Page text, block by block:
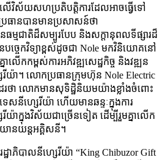
ើវិស័យសហប្រតិបត្តិការដែលអាចធ្វើទៅ
ធានបានមានប្រសាសន៍ថា
ម្មជាតិដ៏សម្បូរបែប និងសក្តានុពលទីផ្សារដ៏
ចេកវិទ្យាខ្ពស់ដូចជា Nole មកវិនិយោគនៅ
ាលើកកម្ពស់ការអភិវឌ្ឍសេដ្ឋកិច្ច និងវឌ្ឍន
យ៉ា។ លោកប្រធានក្រុមហ៊ុន Nole Electric
ថា លោកមានសុទិដ្ឋិនិយមយ៉ាងខ្លាំងចំពោះ
សនីហ្សេរីយ៉ា ហើយមានឆន្ទៈក្នុងការ
ាក្នុងវិស័យជាច្រើនទៀត ដើម្បីរួមគ្នាលើក
យានយន្តអគ្គិសនី។
ឋាភិបាលនីហ្សេរីយ៉ា “King Chibuzor Gift